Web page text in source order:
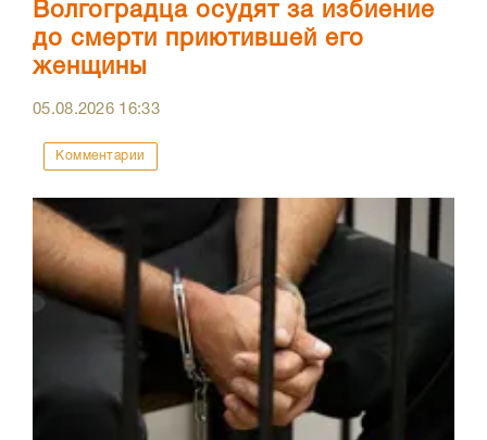
Волгоградца осудят за избиение
до смерти приютившей его
женщины
05.08.2026 16:33
Комментарии